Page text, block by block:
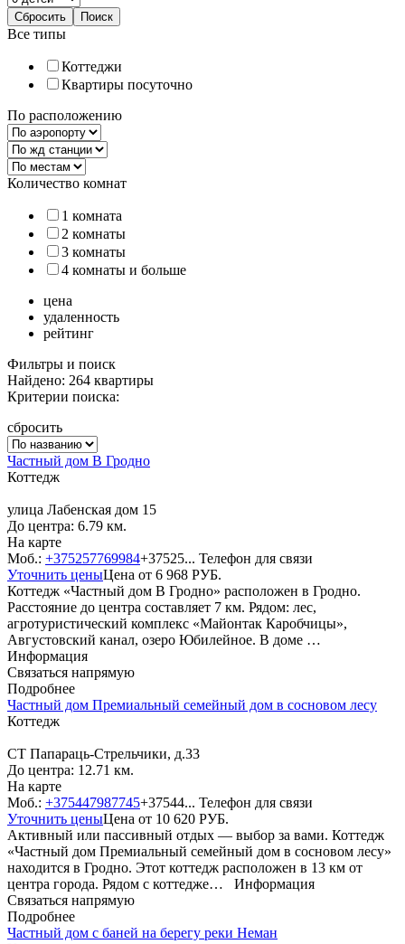
Все типы
Коттеджи
Квартиры посуточно
По расположению
Количество комнат
1 комната
2 комнаты
3 комнаты
4 комнаты и больше
цена
удаленность
рейтинг
Фильтры и поиск
Найдено: 264 квартиры
Критерии поиска:
сбросить
Частный дом В Гродно
Коттедж
улица Лабенская дом 15
До центра: 6.79 км.
На карте
Моб.: +375257769984+37525... Телефон для связи
Уточнить ценыЦена от 6 968 РУБ.
Коттедж «Частный дом В Гродно» расположен в Гродно.
Расстояние до центра составляет 7 км. Рядом: лес,
агротуристический комплекс «Майонтак Каробчицы»,
Августовский канал, озеро Юбилейное. В доме …
Информация
Связаться напрямую
Подробнее
Частный дом Премиальный семейный дом в сосновом лесу
Коттедж
СТ Папараць-Стрельчики, д.33
До центра: 12.71 км.
На карте
Моб.: +375447987745+37544... Телефон для связи
Уточнить ценыЦена от 10 620 РУБ.
Активный или пассивный отдых — выбор за вами. Коттедж
«Частный дом Премиальный семейный дом в сосновом лесу»
находится в Гродно. Этот коттедж расположен в 13 км от
центра города. Рядом с коттедже… Информация
Связаться напрямую
Подробнее
Частный дом с баней на берегу реки Неман